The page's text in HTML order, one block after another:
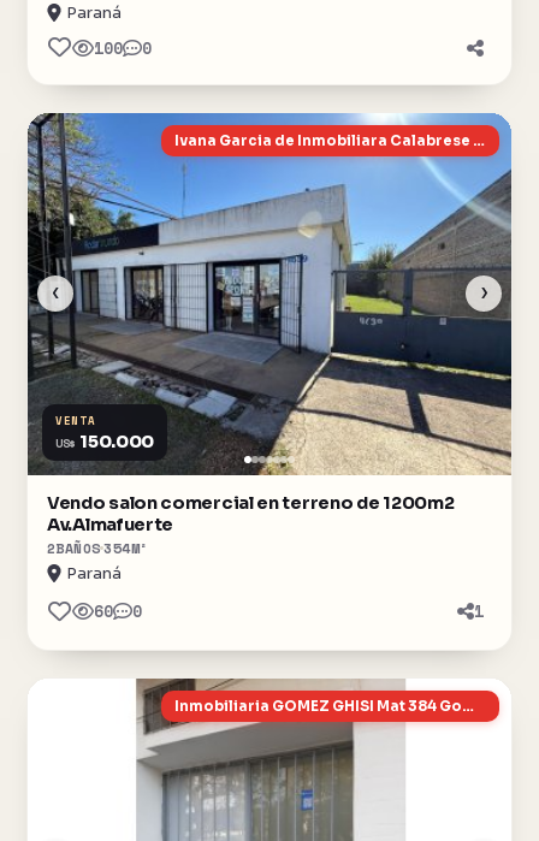
Paraná
100 0
‹ ›
Ivana Garcia de Inmobiliara Calabrese Garcia
VENTA
US$ 150.000
Vendo salon comercial en terreno de 1200m2
Av.Almafuerte
2BAÑOS354M²
Paraná
60 0 1
Inmobiliaria GOMEZ GHISI Mat 384 Gomez Ghisi